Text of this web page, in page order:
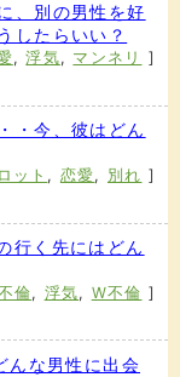
、別の男性を好
したらいい？
,浮気, マンネリ ]
・今、彼はどん
ット , 恋愛, 別れ ]
行く先にはどん
倫, 浮気, W不倫 ]
んな男性に出会